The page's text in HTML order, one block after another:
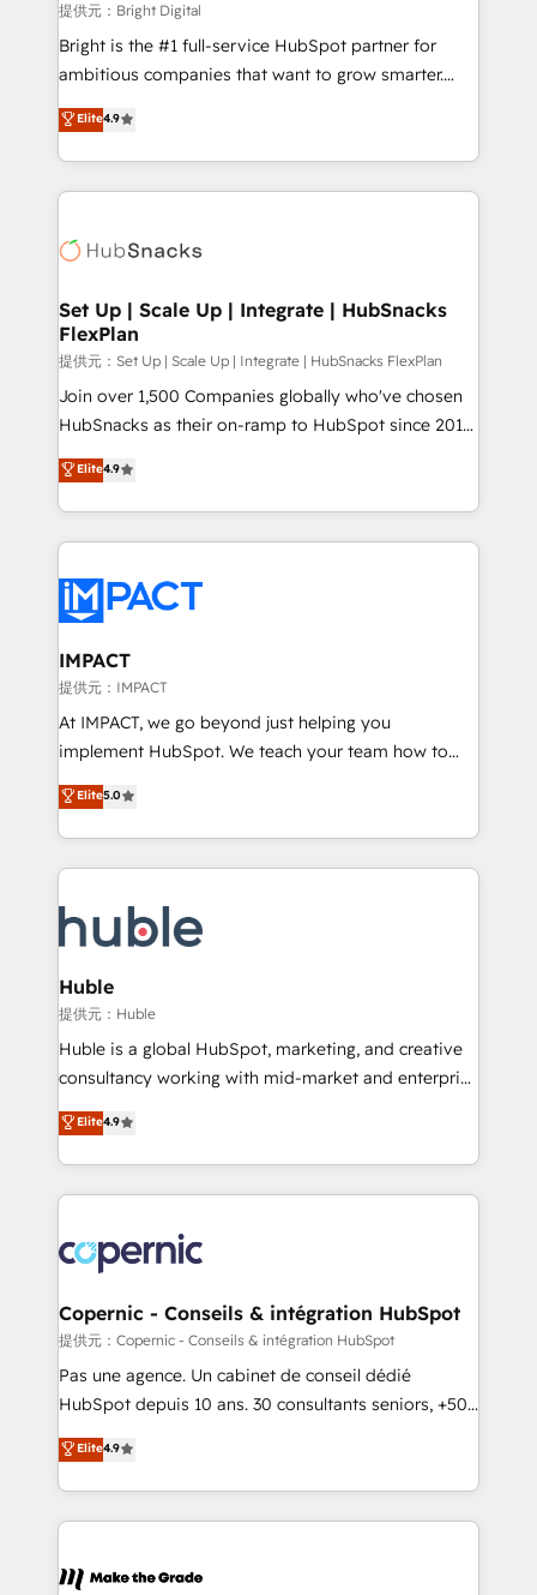
workflows • Salesforce + HubSpot integration •
Website design and CMS development • ERP
integration: SAP, NetSuite, Microsoft Dynamics, … •
platform • Client/member portals built on HubSpot •
CaterSuite for the catering industry • Custom and
WooCommerce, BuilderTrend, and more Experience
the difference — reach out to see how AI + HubSpot
提供元：Bright Digital
Bright is the #1 full-service HubSpot partner for
ambitious companies that want to grow smarter.
From HubSpot onboarding, to training, from
developing a new website to lead generation and
digital marketing; we do it all (and with great
results)! In short, our services include: - HubSpot
HubSpot development: websites, custom modules,
marketing, advertising, campaigns, content and
design We connect people, data and technology to
improve customer experiences. With our bright
people, exciting ideas and can-do mentality, we
ensure revenue growth on a daily basis. So tell us
team of 100+ experts is ready for you! Driving digital
growth | www.brightdigital.com
Elite4.9
Set Up | Scale Up | Integrate | HubSnacks
FlexPlan
提供元：Set Up | Scale Up | Integrate | HubSnacks FlexPlan
Join over 1,500 Companies globally who've chosen
HubSnacks as their on-ramp to HubSpot since 2014
Simple pay-as-you-go plans that accelerate value...
1️⃣ Set Up | Onboarding New or Check-fixing existing
HubSpot portals 2️⃣ Scale Up | 100% HubSpot Task
Execution... Global 24/7 ... All Experts 3️⃣ Integrate |
Slash months from your API Integration project... ⬅️
Click "Contact Business" ⬅️ to access 150+ Kickstart
Integration templates that put HubSpot in the center
of your tech stack, syncing... 🛍️ Shopify or
WooCommerce 💲 Stripe or Paypal 💰 Sage or
Netsuite 🤖 Google or Microsoft ✍️ DocuSign or
the rare Advanced "Custom Integrations"
Accreditation, securely sync data across... 🔄 any
new HubSpot portal with Advanced Website and
CRM Migrations using our in-house "HubScrub" Tool.
Elite4.9
IMPACT
提供元：IMPACT
At IMPACT, we go beyond just helping you
implement HubSpot. We teach your team how to
master it. As the creators of the Endless Customers
System™ (the next evolution of They Ask, You
Answer), we’re the only HubSpot partner built
entirely around coaching and training. That means
skills, processes, and internal team you need to
attract the right buyers, close deals faster, and grow
without outside dependencies. You’ll learn how to: •
Set up, audit, and organize your HubSpot portal •
Get your sales team fully using HubSpot • Track
pipeline and revenue across the entire buyer journey
growth • Create content and videos that attract
buyers • Use AI to scale smarter Our coaching-led
lasts. So if you're ready to become the most trusted
voice in your market, let’s talk.
Elite5.0
Huble
提供元：Huble
Huble is a global HubSpot, marketing, and creative
consultancy working with mid-market and enterprise
businesses. We go beyond implementation, shaping
the strategy, processes, and teams that turn
HubSpot into a genuine growth engine. Named
HubSpot's Global Partner of the Year in 2024,
worldwide, and with over 15 years in the ecosystem,
Huble has built a track record that speaks for itself.
One company, one operating model, delivering
across offices and consulting teams in the UK, USA,
Canada, Germany, France, Belgium, Singapore, and
South Africa. Certified compliant with ISO/IEC
international offices and 175+ employees.
Elite4.9
Copernic - Conseils & intégration HubSpot
提供元：Copernic - Conseils & intégration HubSpot
Pas une agence. Un cabinet de conseil dédié
HubSpot depuis 10 ans. 30 consultants seniors, +500
clients, un ROI mesurable. Notre mission : faire de
HubSpot un vrai levier de performance pour votre
organisation. Cela passe par la compréhension de
vos processus, la fiabilisation de vos données et
la plateforme. Nos domaines d'intervention : -
Elite4.9